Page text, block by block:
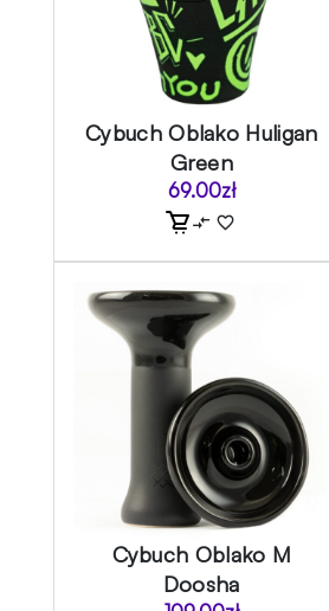
Cybuch Oblako Huligan
Green
69.00zł
Cybuch Oblako M
Doosha